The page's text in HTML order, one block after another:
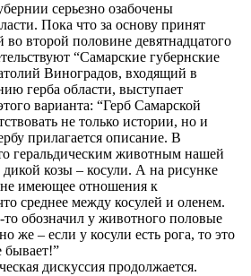
серьезно озабочены
Пока что за основу принят
во второй половине девятнадцатого
“Самарские губернские
Виноградов, входящий в
герба области, выступает
варианта: “Герб Самарской
не только истории, но и
прилагается описание. В
геральдическим животным нашей
дикой козы – косули. А на рисунке
имеющее отношения к
среднее между косулей и оленем.
обозначил у животного половые
же – если у косули есть рога, то это
бывает!”
дискуссия продолжается.